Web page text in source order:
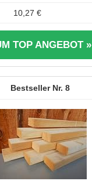
10,27 €
TOP ANGEBOT »
8